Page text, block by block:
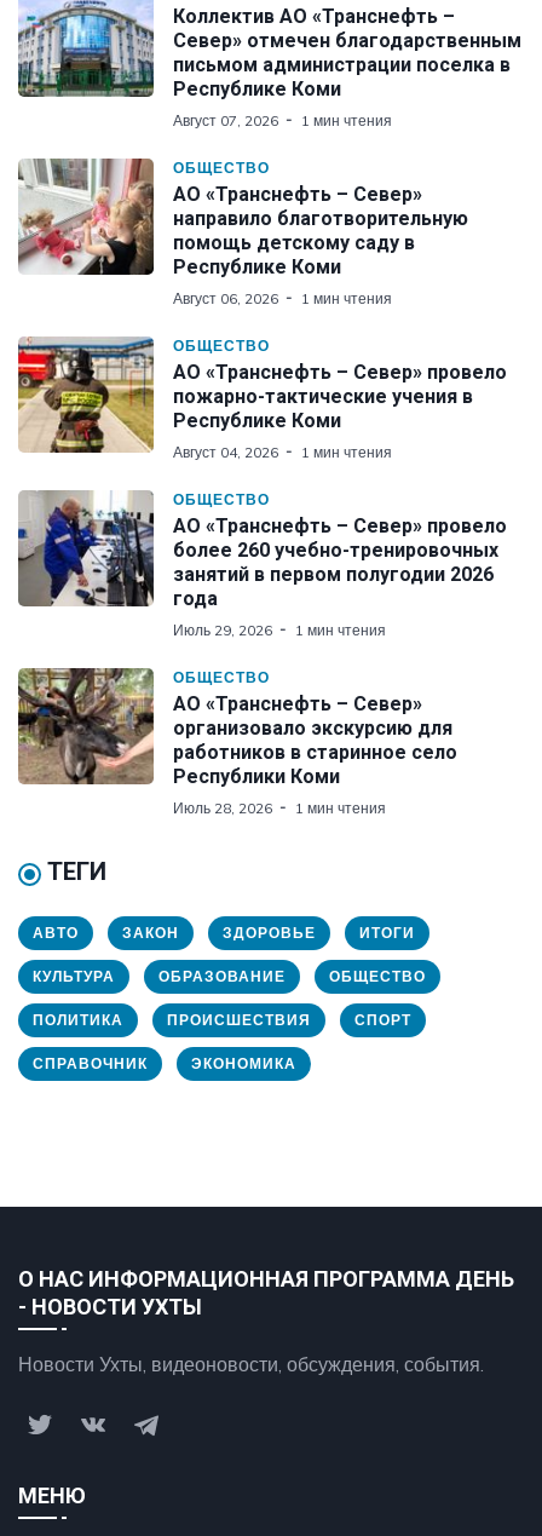
Коллектив АО «Транснефть –
Север» отмечен благодарственным
письмом администрации поселка в
Республике Коми
Август 07, 2026 1 мин чтения
ОБЩЕСТВО
АО «Транснефть – Север»
направило благотворительную
помощь детскому саду в
Республике Коми
Август 06, 2026 1 мин чтения
ОБЩЕСТВО
АО «Транснефть – Север» провело
пожарно-тактические учения в
Республике Коми
Август 04, 2026 1 мин чтения
ОБЩЕСТВО
АО «Транснефть – Север» провело
более 260 учебно-тренировочных
занятий в первом полугодии 2026
года
Июль 29, 2026 1 мин чтения
ОБЩЕСТВО
АО «Транснефть – Север»
организовало экскурсию для
работников в старинное село
Республики Коми
Июль 28, 2026 1 мин чтения
ТЕГИ
АВТО ЗАКОН ЗДОРОВЬЕ ИТОГИ
КУЛЬТУРА ОБРАЗОВАНИЕ ОБЩЕСТВО
ПОЛИТИКА ПРОИСШЕСТВИЯ СПОРТ
СПРАВОЧНИК ЭКОНОМИКА
О НАС ИНФОРМАЦИОННАЯ ПРОГРАММА ДЕНЬ
- НОВОСТИ УХТЫ
Новости Ухты, видеоновости, обсуждения, события.
МЕНЮ